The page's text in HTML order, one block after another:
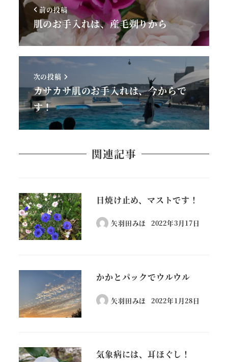
前の投稿
肌のお手入れは、産毛剃りから
次の投稿
カサカサ肌のお手入れは、今からで
す！
関連記事
日焼け止め、マストです！
矢羽田みほ 2022年3月17日
かかとパックでウルウル
矢羽田みほ 2022年1月28日
気象病には、耳ほぐし！